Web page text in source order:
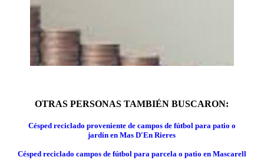
OTRAS PERSONAS TAMBIÉN BUSCARON:
Césped reciclado proveniente de campos de fútbol para patio o
jardín en Mas D'En Rieres
Césped reciclado campos de fútbol para parcela o patio en Mascarell